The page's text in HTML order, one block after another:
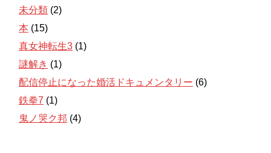
未分類 (2)
本 (15)
真女神転生3 (1)
謎解き (1)
配信停止になった婚活ドキュメンタリー (6)
鉄拳7 (1)
鬼ノ哭ク邦 (4)